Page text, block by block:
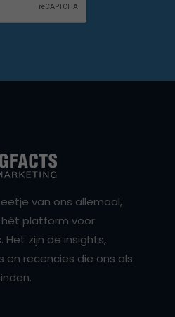
van ons allemaal,
hét platform voor
zijn de insights,
en recencies die ons als